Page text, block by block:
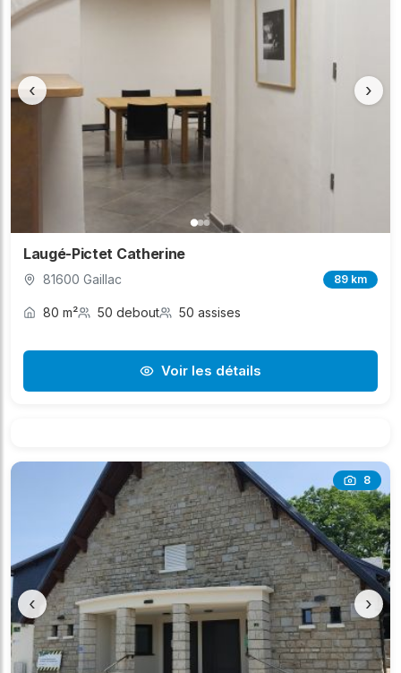
‹ ›
Laugé-Pictet Catherine
81600 Gaillac 89 km
80 m² 50 debout 50 assises
Voir les détails
8
‹ ›